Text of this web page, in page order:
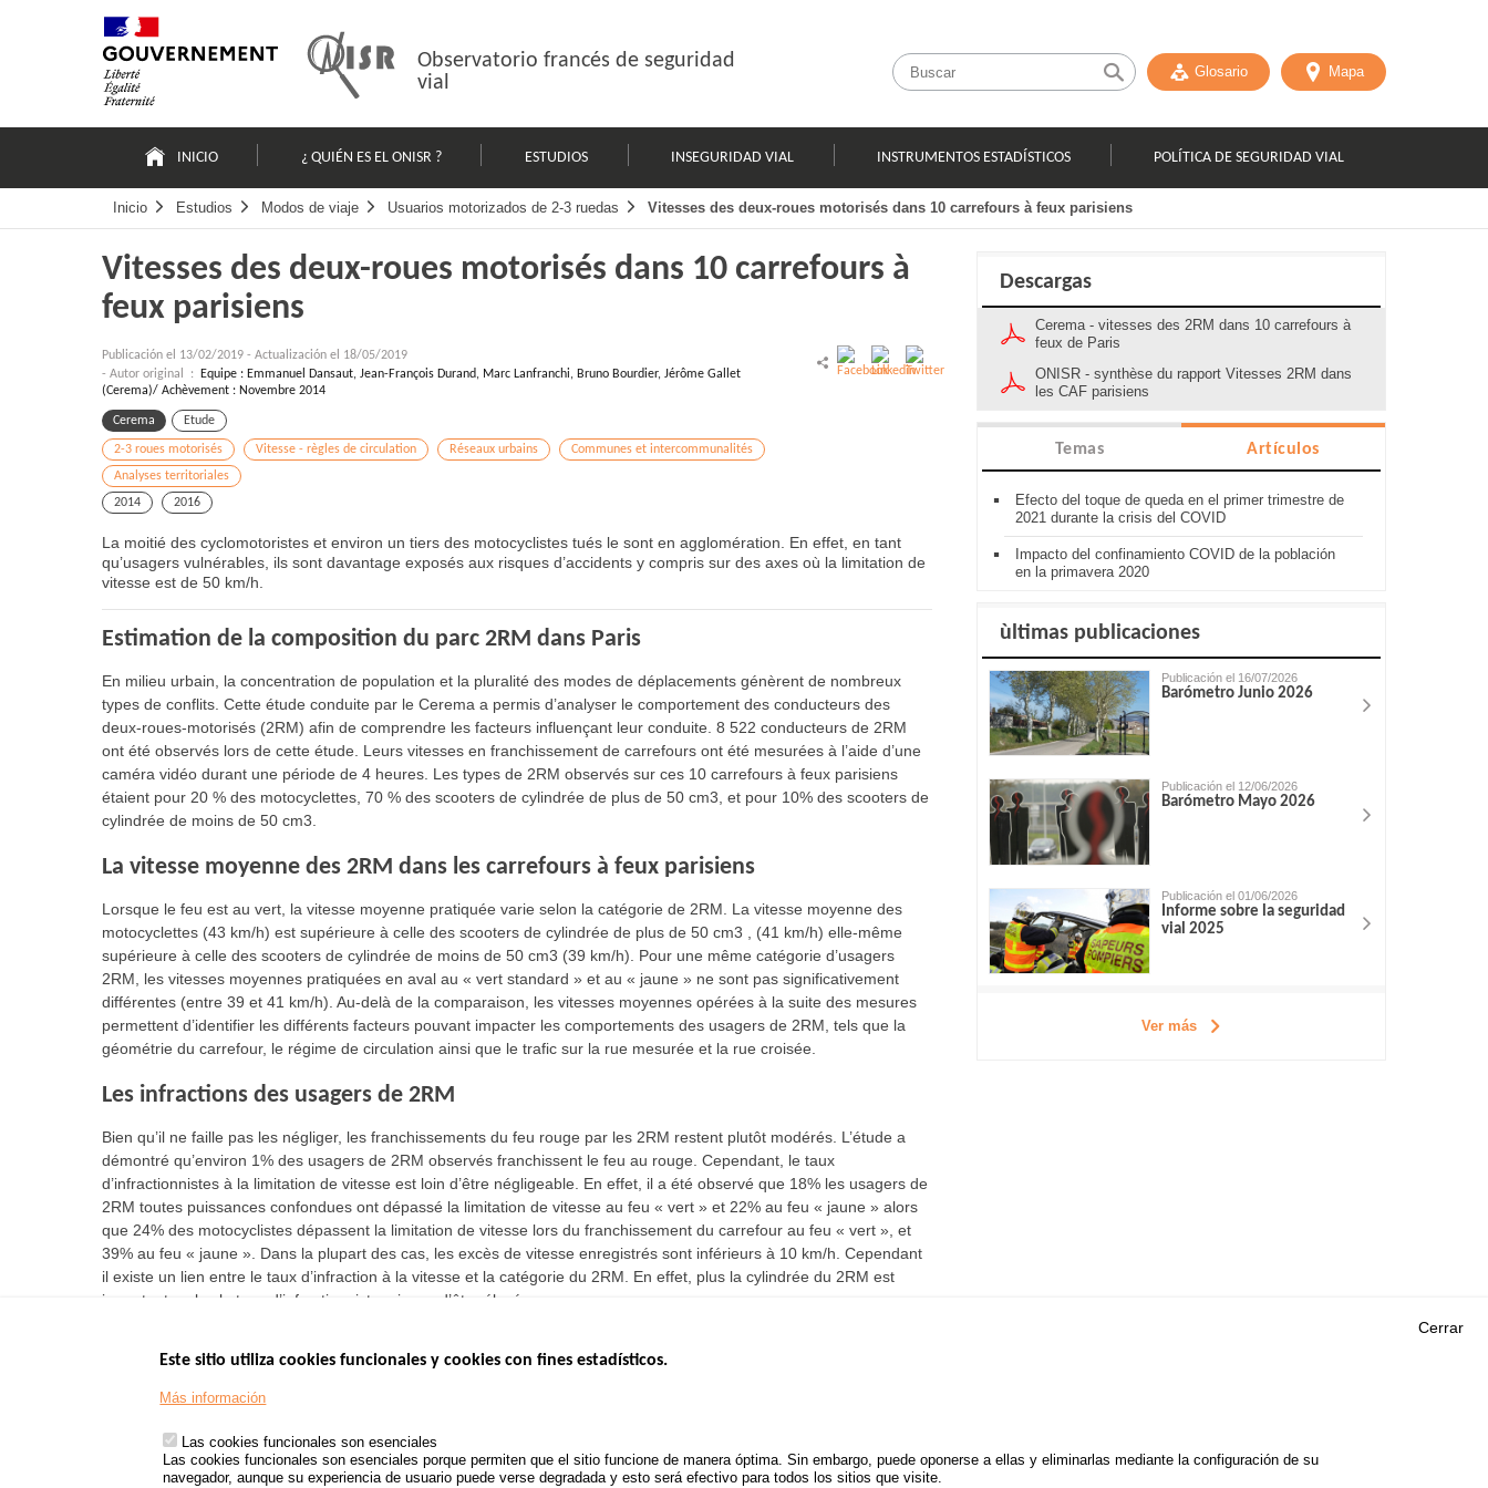
Observatorio francés de seguridad
vial
Glosario Mapa
principale
INICIO ¿ QUIÉN ES EL ONISR ? ESTUDIOS INSEGURIDAD VIAL INSTRUMENTOS ESTADÍSTICOS POLÍTICA DE SEGURIDAD VIAL
Inicio Estudios Modos de viaje Usuarios motorizados de 2-3 ruedas Vitesses des deux-roues motorisés dans 10 carrefours à feux parisiens
Vitesses des deux-roues motorisés dans 10 carrefours à
feux parisiens
Publicación el 13/02/2019 - Actualización el 18/05/2019
- Autor original :
Equipe : Emmanuel Dansaut, Jean-François Durand, Marc Lanfranchi, Bruno Bourdier, Jérôme Gallet
(Cerema)/ Achèvement : Novembre 2014
Cerema Etude
2-3 roues motorisés Vitesse - règles de circulation Réseaux urbains
Communes et intercommunalités
Analyses territoriales
2014
2016
La moitié des cyclomotoristes et environ un tiers des motocyclistes tués le sont en agglomération. En effet, en tant
qu’usagers vulnérables, ils sont davantage exposés aux risques d’accidents y compris sur des axes où la limitation de
vitesse est de 50 km/h.
Estimation de la composition du parc 2RM dans Paris
En milieu urbain, la concentration de population et la pluralité des modes de déplacements génèrent de nombreux
types de conflits. Cette étude conduite par le Cerema a permis d’analyser le comportement des conducteurs des
deux-roues-motorisés (2RM) afin de comprendre les facteurs influençant leur conduite. 8 522 conducteurs de 2RM
ont été observés lors de cette étude. Leurs vitesses en franchissement de carrefours ont été mesurées à l’aide d’une
caméra vidéo durant une période de 4 heures. Les types de 2RM observés sur ces 10 carrefours à feux parisiens
étaient pour 20 % des motocyclettes, 70 % des scooters de cylindrée de plus de 50 cm3, et pour 10% des scooters de
cylindrée de moins de 50 cm3.
La vitesse moyenne des 2RM dans les carrefours à feux parisiens
Lorsque le feu est au vert, la vitesse moyenne pratiquée varie selon la catégorie de 2RM. La vitesse moyenne des
motocyclettes (43 km/h) est supérieure à celle des scooters de cylindrée de plus de 50 cm3 , (41 km/h) elle-même
supérieure à celle des scooters de cylindrée de moins de 50 cm3 (39 km/h). Pour une même catégorie d’usagers
2RM, les vitesses moyennes pratiquées en aval au « vert standard » et au « jaune » ne sont pas significativement
différentes (entre 39 et 41 km/h). Au-delà de la comparaison, les vitesses moyennes opérées à la suite des mesures
permettent d’identifier les différents facteurs pouvant impacter les comportements des usagers de 2RM, tels que la
géométrie du carrefour, le régime de circulation ainsi que le trafic sur la rue mesurée et la rue croisée.
Les infractions des usagers de 2RM
Bien qu’il ne faille pas les négliger, les franchissements du feu rouge par les 2RM restent plutôt modérés. L’étude a
démontré qu’environ 1% des usagers de 2RM observés franchissent le feu au rouge. Cependant, le taux
d’infractionnistes à la limitation de vitesse est loin d’être négligeable. En effet, il a été observé que 18% les usagers de
2RM toutes puissances confondues ont dépassé la limitation de vitesse au feu « vert » et 22% au feu « jaune » alors
que 24% des motocyclistes dépassent la limitation de vitesse lors du franchissement du carrefour au feu « vert », et
39% au feu « jaune ». Dans la plupart des cas, les excès de vitesse enregistrés sont inférieurs à 10 km/h. Cependant
il existe un lien entre le taux d’infraction à la vitesse et la catégorie du 2RM. En effet, plus la cylindrée du 2RM est
importante, plus le taux d’infractionnistes risque d’être élevé.
Descargas
Cerema - vitesses des 2RM dans 10 carrefours à
feux de Paris
ONISR - synthèse du rapport Vitesses 2RM dans
les CAF parisiens
Temas Artículos
Efecto del toque de queda en el primer trimestre de
2021 durante la crisis del COVID
Impacto del confinamiento COVID de la población
en la primavera 2020
ùltimas publicaciones
Publicación el 16/07/2026
Barómetro Junio 2026
Publicación el 12/06/2026
Barómetro Mayo 2026
Publicación el 01/06/2026
Informe sobre la seguridad
vial 2025
Ver más
www.gouvernement.gouv.fr
www.legifrance.gouv.fr
Informe anual de la delincuencia
Cerrar
Este sitio utiliza cookies funcionales y cookies con fines estadísticos.
Más información
Las cookies funcionales son esenciales
Las cookies funcionales son esenciales porque permiten que el sitio funcione de manera óptima. Sin embargo, puede oponerse a ellas y eliminarlas mediante la configuración de su
navegador, aunque su experiencia de usuario puede verse degradada y esto será efectivo para todos los sitios que visite.